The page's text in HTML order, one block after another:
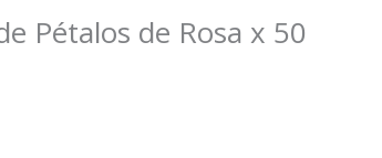
Pétalos de Rosa x 50